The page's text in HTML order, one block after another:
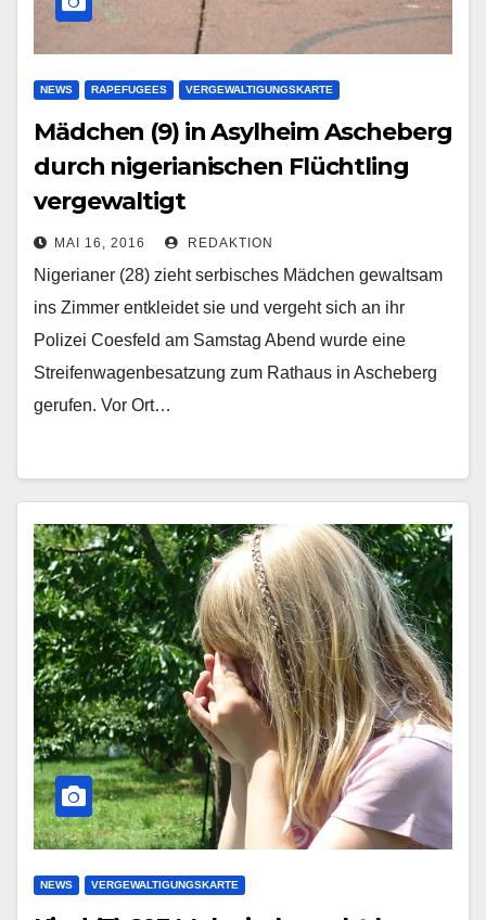
NEWS RAPEFUGEES VERGEWALTIGUNGSKARTE
Mädchen (9) in Asylheim Ascheberg
durch nigerianischen Flüchtling
vergewaltigt
MAI 16, 2016 REDAKTION
Nigerianer (28) zieht serbisches Mädchen gewaltsam
ins Zimmer entkleidet sie und vergeht sich an ihr
Polizei Coesfeld am Samstag Abend wurde eine
Streifenwagenbesatzung zum Rathaus in Ascheberg
gerufen. Vor Ort…
NEWS VERGEWALTIGUNGSKARTE